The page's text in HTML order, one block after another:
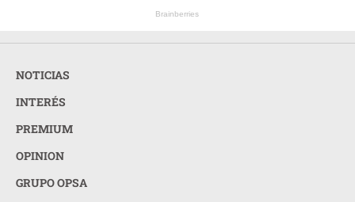
Brainberries
NOTICIAS
INTERÉS
PREMIUM
OPINION
GRUPO OPSA